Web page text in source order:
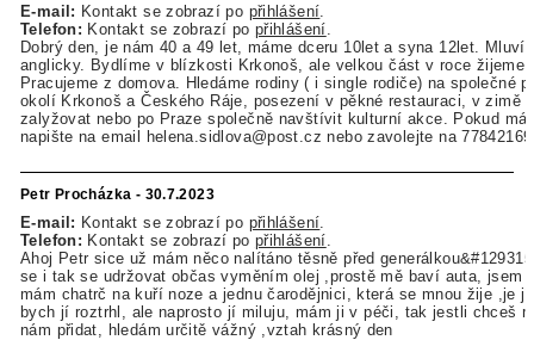
E-mail: Kontakt se zobrazí po přihlášení
Telefon: Kontakt se zobrazí po přihlášení
Dobrý den, je nám 40 a 49 let, máme dceru 10let a syna 12let. Mluví
anglicky. Bydlíme v blízkosti Krkonoš, ale velkou část v roce žijeme
Pracujeme z domova. Hledáme rodiny ( i single rodiče) na společné
okolí Krkonoš a Českého Ráje, posezení v pěkné restauraci, v zimě
zalyžovat nebo po Praze společně navštívit kulturní akce. Pokud
napište na email helena.sidlova@post.cz nebo zavolejte na
Petr Procházka - 30.7.2023
E-mail: Kontakt se zobrazí po přihlášení
Telefon: Kontakt se zobrazí po přihlášení
Ahoj Petr sice už mám něco nalítáno těsně před
se i tak se udržovat občas vyměním olej ,prostě mě baví auta, jsem
mám chatrč na kuří noze a jednu čarodějnici, která se mnou žije ,je
bych jí roztrhl, ale naprosto jí miluju, mám ji v péči, tak jestli chceš
nám přidat, hledám určitě vážný ,vztah krásný den